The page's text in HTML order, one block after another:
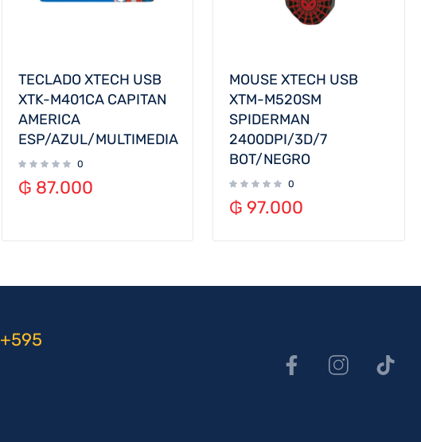
TECLADO XTECH USB
XTK-M401CA CAPITAN
AMERICA
ESP/AZUL/MULTIMEDIA
0
₲ 87.000
MOUSE XTECH USB
XTM-M520SM
SPIDERMAN
2400DPI/3D/7
BOT/NEGRO
0
₲ 97.000
+595